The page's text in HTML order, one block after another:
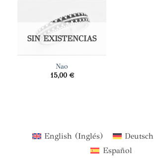
SIN EXISTENCIAS
Nao
15,00 €
English (Inglés) Deutsch
Español